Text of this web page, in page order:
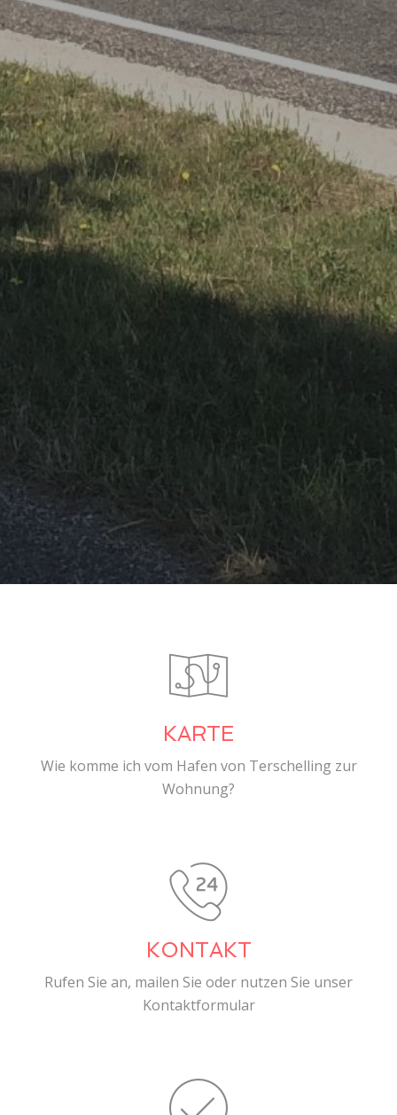
KARTE
Wie komme ich vom Hafen von Terschelling zur
Wohnung?
KONTAKT
Rufen Sie an, mailen Sie oder nutzen Sie unser
Kontaktformular